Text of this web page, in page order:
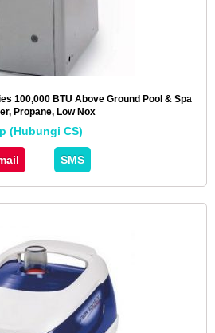
100,000 BTU Above Ground Pool & Spa
Propane, Low Nox
(Hubungi CS)
SMS